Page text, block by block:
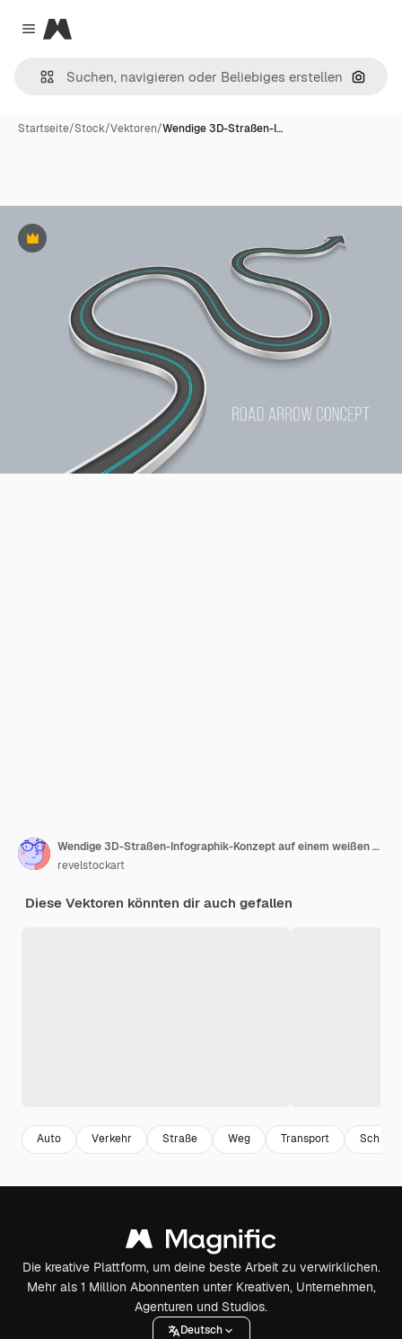
Close menu
Magnific
Nach
Startseite/Stock/Vektoren/Wendige 3D-Straßen-I…
Premium
Wendige 3D-Straßen-Infographik-Konzept auf einem weißen Hintergrund Zeitleiste-Vorlage
revelstockart
Diese Vektoren könnten dir auch gefallen
Auto Verkehr Straße Weg Transport Schritt
Die kreative Plattform, um deine beste Arbeit zu verwirklichen.
Mehr als 1 Million Abonnenten unter Kreativen, Unternehmen,
Agenturen und Studios.
Deutsch